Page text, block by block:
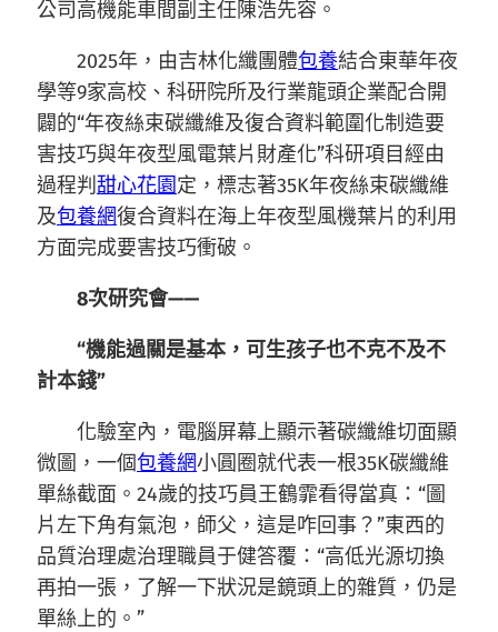
公司高機能車間副主任陳浩先容。
2025年，由吉林化纖團體包養結合東華年夜
學等9家高校、科研院所及行業龍頭企業配合開
闢的“年夜絲束碳纖維及復合資料範圍化制造要
害技巧與年夜型風電葉片財產化”科研項目經由
過程判 甜心花園定，標志著35K年夜絲束碳纖維
及包養網復合資料在海上年夜型風機葉片的利用
方面完成要害技巧衝破。
8次研究會——
“機能過關是基本，可生孩子也不克不及不
計本錢”
化驗室內，電腦屏幕上顯示著碳纖維切面顯
微圖，一個包養網小圓圈就代表一根35K碳纖維
單絲截面。24歲的技巧員王鶴霏看得當真：“圖
片左下角有氣泡，師父，這是咋回事？”東西的
品質治理處治理職員于健答覆：“高低光源切換
再拍一張，了解一下狀況是鏡頭上的雜質，仍是
單絲上的。”